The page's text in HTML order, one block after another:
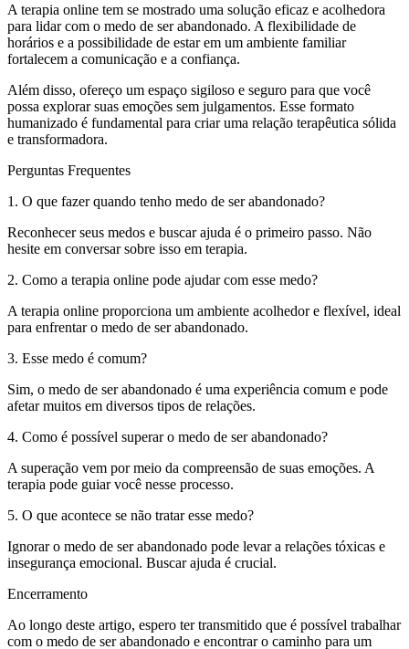
A terapia online tem se mostrado uma solução eficaz e acolhedora
para lidar com o medo de ser abandonado. A flexibilidade de
horários e a possibilidade de estar em um ambiente familiar
fortalecem a comunicação e a confiança.
Além disso, ofereço um espaço sigiloso e seguro para que você
possa explorar suas emoções sem julgamentos. Esse formato
humanizado é fundamental para criar uma relação terapêutica sólida
e transformadora.
Perguntas Frequentes
1. O que fazer quando tenho medo de ser abandonado?
Reconhecer seus medos e buscar ajuda é o primeiro passo. Não
hesite em conversar sobre isso em terapia.
2. Como a terapia online pode ajudar com esse medo?
A terapia online proporciona um ambiente acolhedor e flexível, ideal
para enfrentar o medo de ser abandonado.
3. Esse medo é comum?
Sim, o medo de ser abandonado é uma experiência comum e pode
afetar muitos em diversos tipos de relações.
4. Como é possível superar o medo de ser abandonado?
A superação vem por meio da compreensão de suas emoções. A
terapia pode guiar você nesse processo.
5. O que acontece se não tratar esse medo?
Ignorar o medo de ser abandonado pode levar a relações tóxicas e
insegurança emocional. Buscar ajuda é crucial.
Encerramento
Ao longo deste artigo, espero ter transmitido que é possível trabalhar
com o medo de ser abandonado e encontrar o caminho para um